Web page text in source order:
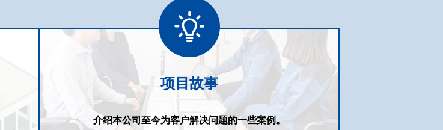
项目故事
介绍本公司至今为客户解决问题的一些案例。